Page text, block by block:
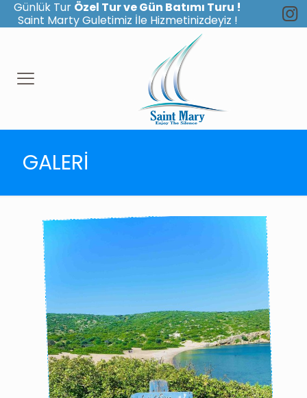
Günlük TurÖzel Tur ve Gün Batımı Turu !
Saint Marty Guletimiz İle Hizmetinizdeyiz !
GALERİ